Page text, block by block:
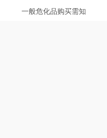
一般危化品购买需知